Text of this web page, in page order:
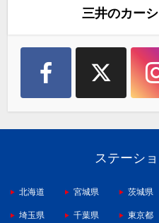
三井のカー
ステーシ
北海道 宮城県 茨城県
埼玉県 千葉県 東京都